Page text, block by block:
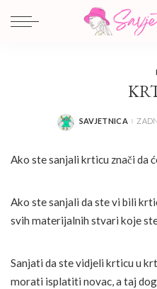
POSTED
SAVJETNICA
Ako ste sanjali krticu znači da
Ako ste sanjali da ste vi bili
svih materijalnih stvari koje
Sanjati da ste vidjeli krticu u
morati isplatiti novac, a taj